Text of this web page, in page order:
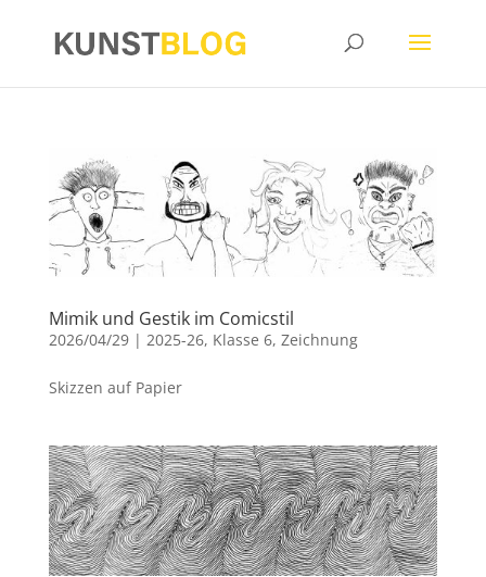
Mimik und Gestik im Comicstil
2026/04/29| 2025-26, Klasse 6, Zeichnung
Skizzen auf Papier